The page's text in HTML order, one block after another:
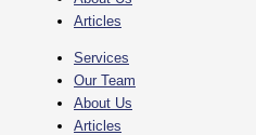
Articles
Services
Our Team
About Us
Articles